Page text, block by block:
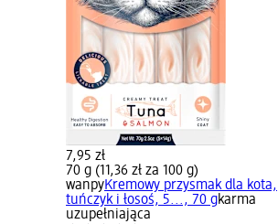
7,95 zł
70 g (11,36 zł za 100 g)
wanpyKremowy przysmak dla kota,
tuńczyk i łosoś, 5..., 70 gkarma
uzupełniająca